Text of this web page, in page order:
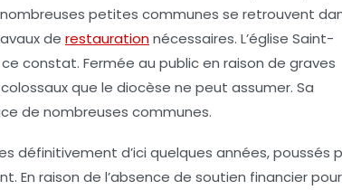
petites communes se retrouvent
de restaurationnécessaires. L’église Saint-
constat. Fermée au public en raison de graves
que le diocèse ne peut assumer. Sa
de nombreuses communes.
définitivement d’ici quelques années, poussés
En raison de l’absence de soutien financier